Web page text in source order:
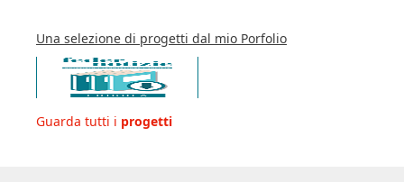
Una selezione di progetti dal mio Porfolio
Guarda tutti i progetti